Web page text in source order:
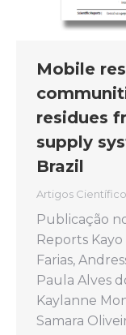
Mobile
residues
supply
Brazil
Artigos
Publicação
Reports
Farias,
Paula Alves
Kaylanne
Samara